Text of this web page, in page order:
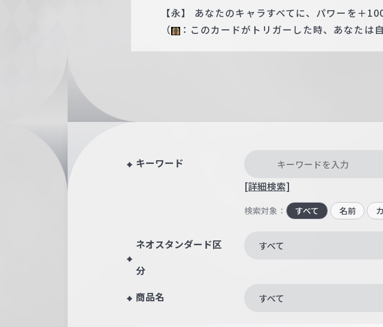
【永】 あなたのキャラすべてに、パワーを＋
（
：このカードがトリガーした時、あなたは
キーワード
[詳細検索]
検索対象： すべて 名前
ネオスタンダード区
分
すべて
商品名 すべて